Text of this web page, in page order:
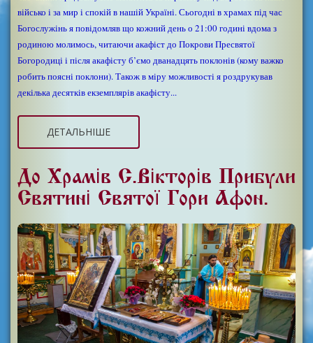
військо і за мир і спокій в нашій Україні. Сьогодні в храмах під час
Богослужінь я повідомляв що кожний день о 21:00 годині вдома з
родиною молимось, читаючи акафіст до Покрови Пресвятої
Богородиці і після акафісту б’ємо дванадцять поклонів (кому важко
робить поясні поклони). Також в міру можливості я роздрукував
декілька десятків екземплярів акафісту...
ДЕТАЛЬНІШЕ
До Храмів С.Вікторів Прибули
Святині Святої Гори Афон.